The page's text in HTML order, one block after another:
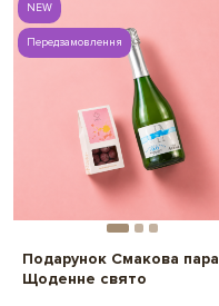
NEW
Передзамовлення
Подарунок Смакова пара
Щоденне свято